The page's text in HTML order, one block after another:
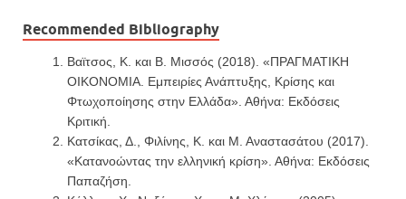
Recommended Bibliography
Βαϊτσος, Κ. και Β. Μισσός (2018). «ΠΡΑΓΜΑΤΙΚΗ
ΟΙΚΟΝΟΜΙΑ. Εμπειρίες Ανάπτυξης, Κρίσης και
Φτωχοποίησης στην Ελλάδα». Αθήνα: Εκδόσεις
Κριτική.
Κατσίκας, Δ., Φιλίνης, Κ. και Μ. Αναστασάτου (2017).
«Κατανοώντας την ελληνική κρίση». Αθήνα: Εκδόσεις
Παπαζήση.